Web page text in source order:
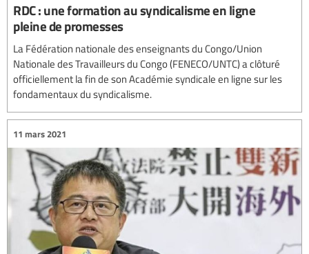
RDC : une formation au syndicalisme en ligne
pleine de promesses
La Fédération nationale des enseignants du Congo/Union
Nationale des Travailleurs du Congo (FENECO/UNTC) a clôturé
officiellement la fin de son Académie syndicale en ligne sur les
fondamentaux du syndicalisme.
11 mars 2021